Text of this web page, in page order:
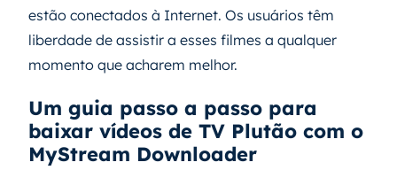
estão conectados à Internet. Os usuários têm
liberdade de assistir a esses filmes a qualquer
momento que acharem melhor.
Um guia passo a passo para
baixar vídeos de TV Plutão com o
MyStream Downloader